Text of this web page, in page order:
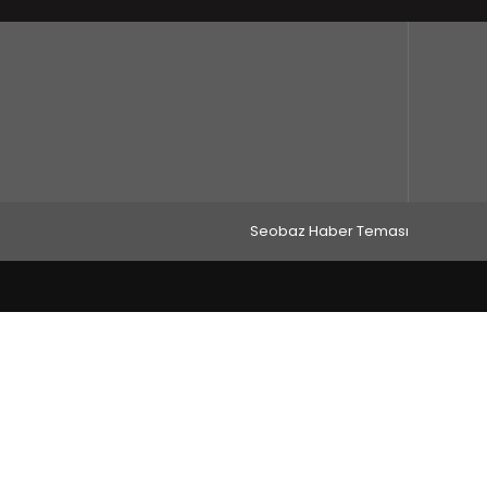
Seobaz Haber Teması